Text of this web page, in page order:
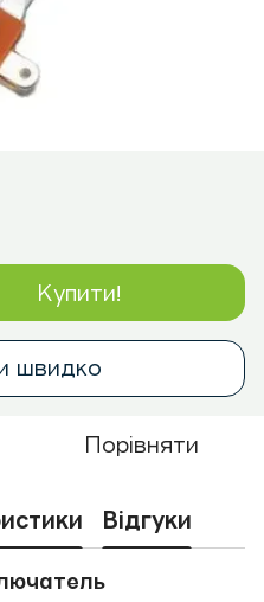
Купити!
швидко
Порівняти
Відгуки